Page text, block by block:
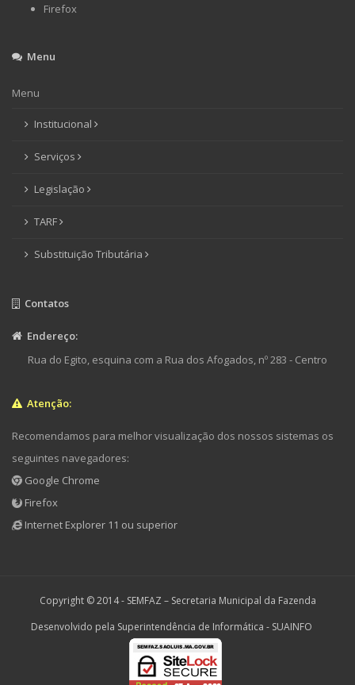
Firefox
Menu
Menu
Institucional
Serviços
Legislação
TARF
Substituição Tributária
Contatos
Endereço:
Rua do Egito, esquina com a Rua dos Afogados, nº 283 - Centro
Atenção:
Recomendamos para melhor visualização dos nossos sistemas os
seguintes navegadores:
Google Chrome
Firefox
Internet Explorer 11 ou superior
Copyright © 2014 - SEMFAZ – Secretaria Municipal da Fazenda
Desenvolvido pela Superintendência de Informática - SUAINFO